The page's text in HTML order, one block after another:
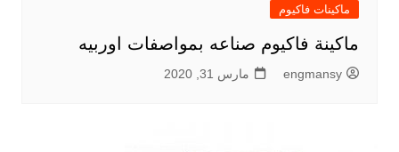
ماكينات فاكيوم
ماكينة فاكيوم صناعه بمواصفات اوربيه
engmansy مارس 31, 2020